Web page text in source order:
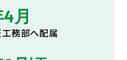
4月
務部へ配属